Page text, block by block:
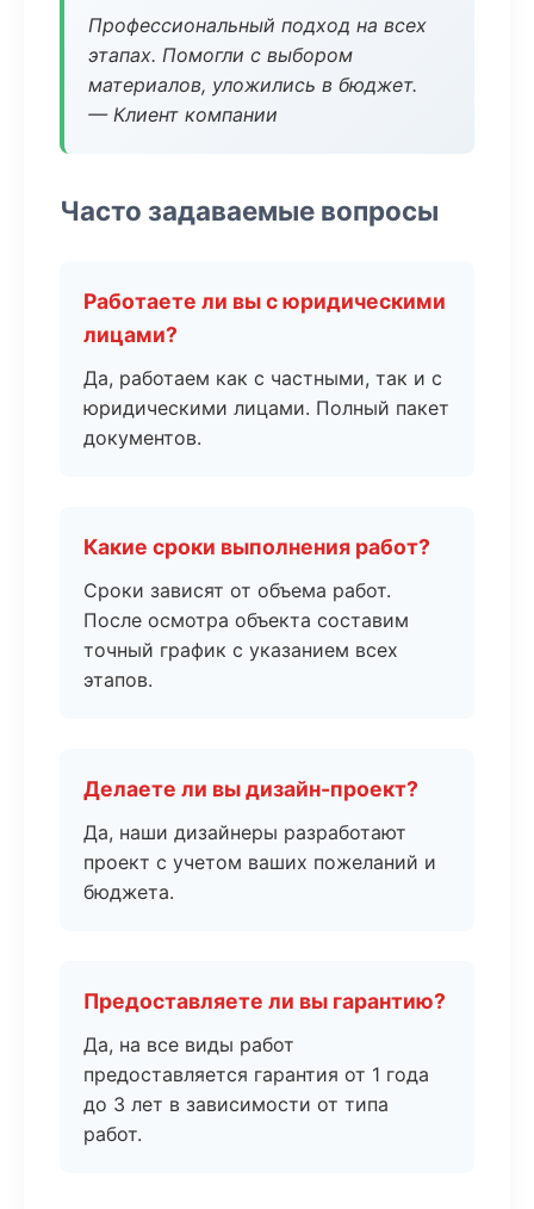
Профессиональный подход на всех
этапах. Помогли с выбором
материалов, уложились в бюджет.
— Клиент компании
Часто задаваемые вопросы
Работаете ли вы с юридическими
лицами?
Да, работаем как с частными, так и с
юридическими лицами. Полный пакет
документов.
Какие сроки выполнения работ?
Сроки зависят от объема работ.
После осмотра объекта составим
точный график с указанием всех
этапов.
Делаете ли вы дизайн-проект?
Да, наши дизайнеры разработают
проект с учетом ваших пожеланий и
бюджета.
Предоставляете ли вы гарантию?
Да, на все виды работ
предоставляется гарантия от 1 года
до 3 лет в зависимости от типа
работ.